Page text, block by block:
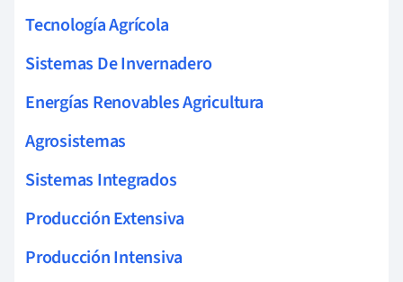
Tecnología Agrícola
Sistemas De Invernadero
Energías Renovables Agricultura
Agrosistemas
Sistemas Integrados
Producción Extensiva
Producción Intensiva